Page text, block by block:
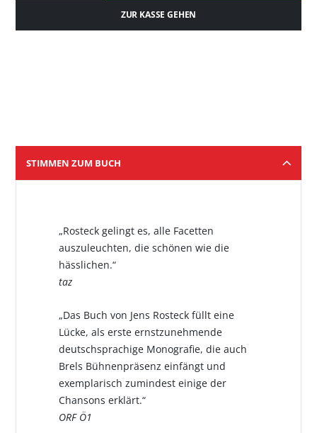
ZUR KASSE GEHEN
STIMMEN ZUM BUCH
„Rosteck gelingt es, alle Facetten
auszuleuchten, die schönen wie die
hässlichen.“
taz
„Das Buch von Jens Rosteck füllt eine
Lücke, als erste ernstzunehmende
deutschsprachige Monografie, die auch
Brels Bühnenpräsenz einfängt und
exemplarisch zumindest einige der
Chansons erklärt.“
ORF Ö1